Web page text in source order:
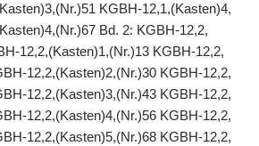
KGBH-12,1,(Kasten)4,
Bd. 2: KGBH-12,2,
12,2,(Kasten)1,(Nr.)13 KGBH-12,2,
12,2,(Kasten)2,(Nr.)30 KGBH-12,2,
12,2,(Kasten)3,(Nr.)43 KGBH-12,2,
12,2,(Kasten)4,(Nr.)56 KGBH-12,2,
12,2,(Kasten)5,(Nr.)68 KGBH-12,2,